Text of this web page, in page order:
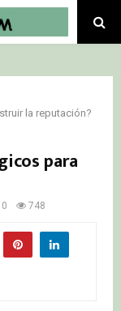
la reputación?
para
0 748